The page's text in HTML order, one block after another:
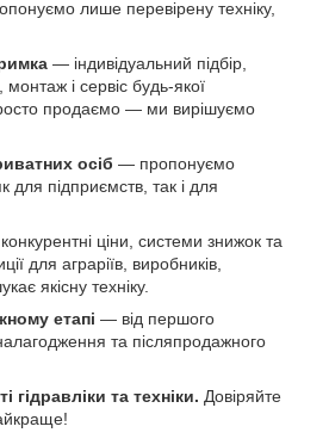
лише перевірену техніку,
— індивідуальний підбір,
монтаж і сервіс будь-якої
продаємо — ми вирішуємо
осіб — пропонуємо
для підприємств, так і для
ціни, системи знижок та
для аграріїв, виробників,
якісну техніку.
етапі — від першого
та післяпродажного
та техніки. Довіряйте